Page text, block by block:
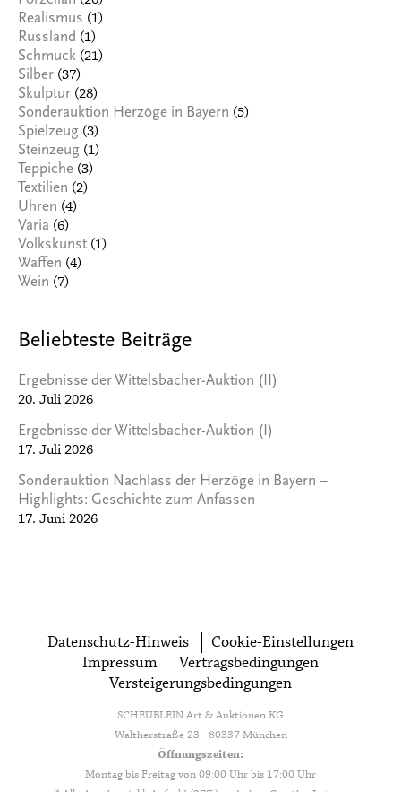
Realismus (1)
Russland (1)
Schmuck (21)
Silber (37)
Skulptur (28)
Sonderauktion Herzöge in Bayern (5)
Spielzeug (3)
Steinzeug (1)
Teppiche (3)
Textilien (2)
Uhren (4)
Varia (6)
Volkskunst (1)
Waffen (4)
Wein (7)
Beliebteste Beiträge
Ergebnisse der Wittelsbacher-Auktion (II)
20. Juli 2026
Ergebnisse der Wittelsbacher-Auktion (I)
17. Juli 2026
Sonderauktion Nachlass der Herzöge in Bayern –
Highlights: Geschichte zum Anfassen
17. Juni 2026
Datenschutz-Hinweis
Cookie-Einstellungen
Impressum
Vertragsbedingungen
Versteigerungsbedingungen
SCHEUBLEIN Art & Auktionen KG
Waltherstraße 23 - 80337 München
Öffnungszeiten:
Montag bis Freitag von 09:00 Uhr bis 17:00 Uhr